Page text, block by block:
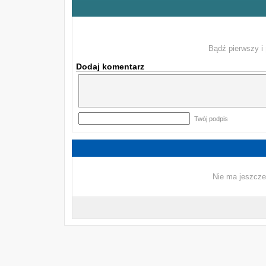
Bądź pierwszy i
Dodaj komentarz
Twój podpis
Nie ma